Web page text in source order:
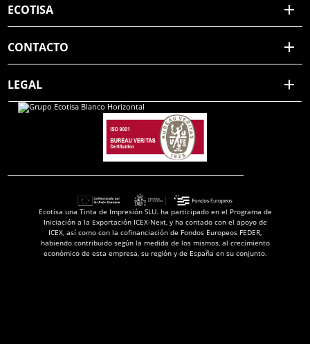
ECOTISA
CONTACTO
LEGAL
Ecotisa una Tinta de Impresión SLU. ha participado en el Programa de
Iniciación a la Exportación ICEX-Next, y ha contado con el apoyo de
ICEX, así como con la cofinanciación de Fondos Europeos FEDER,
habiendo contribuido según la medida de los mismos, al crecimiento
económico de esta empresa, su región y de España en su conjunto.